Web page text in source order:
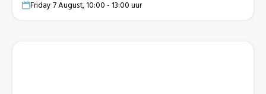
Friday 7 August, 10:00 - 13:00 uur